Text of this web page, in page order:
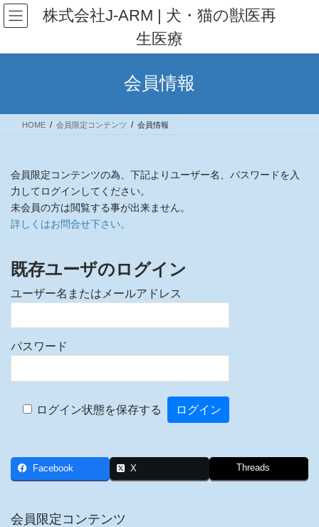
コ
ン
ン
ナ
ビ
ー
株式会社J-ARM | 犬・猫の獣医再
生医療
会員情報
HOME 会員限定コンテンツ 会員情報
会員限定コンテンツの為、下記よりユーザー名、パスワードを入
力してログインしてください。
未会員の方は閲覧する事が出来ません。
詳しくはお問合せ下さい。
既存ユーザのログイン
ユーザー名またはメールアドレス
パスワード
ログイン状態を保存する
Facebook X Threads
会員限定コンテンツ